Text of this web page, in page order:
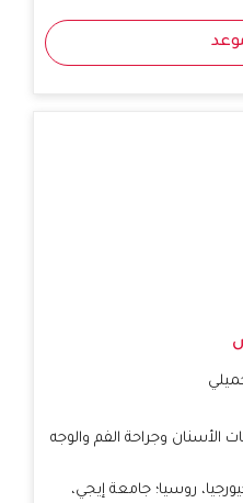
الأسنان وجراحة الفم والوجه
روسيا؛ جامعة إيجي،